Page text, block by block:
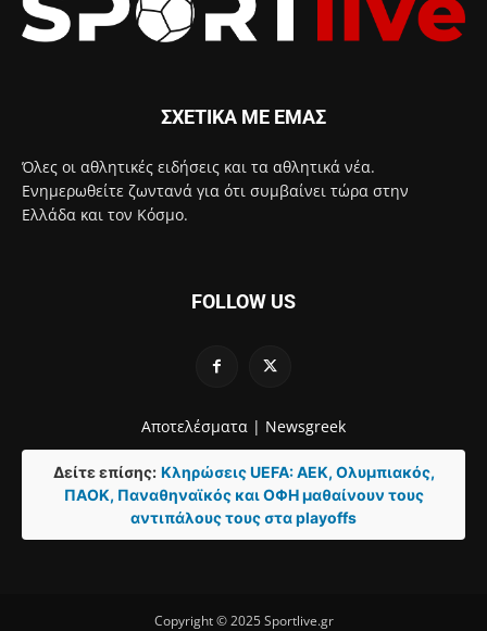
ΣΧΕΤΙΚΑ ΜΕ ΕΜΑΣ
Όλες οι αθλητικές ειδήσεις και τα αθλητικά νέα.
Ενημερωθείτε ζωντανά για ότι συμβαίνει τώρα στην
Ελλάδα και τον Κόσμο.
FOLLOW US
Αποτελέσματα | Newsgreek
Δείτε επίσης: Κληρώσεις UEFA: ΑΕΚ, Ολυμπιακός,
ΠΑΟΚ, Παναθηναϊκός και ΟΦΗ μαθαίνουν τους
αντιπάλους τους στα playoffs
Copyright © 2025 Sportlive.gr